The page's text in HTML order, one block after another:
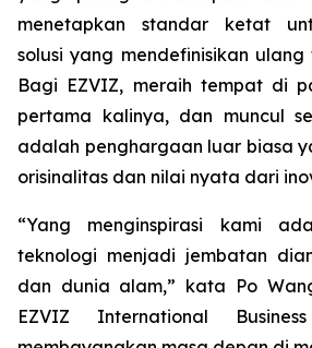
menetapkan standar ketat
solusi yang mendefinisikan
Bagi EZVIZ, meraih tempat di
pertama kalinya, dan muncul
adalah penghargaan luar biasa
orisinalitas dan nilai nyata dari
“Yang menginspirasi kami
teknologi menjadi jembatan
dan dunia alam,” kata Po
EZVIZ International